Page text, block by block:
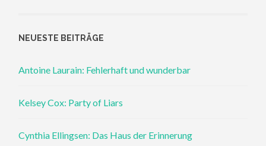
NEUESTE BEITRÄGE
Antoine Laurain: Fehlerhaft und wunderbar
Kelsey Cox: Party of Liars
Cynthia Ellingsen: Das Haus der Erinnerung